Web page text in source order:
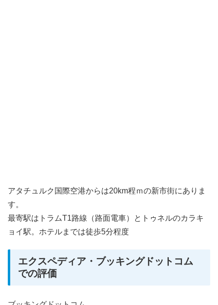
アタチュルク国際空港からは20km程ｍの新市街にありま
す。
最寄駅はトラムT1路線（路面電車）とトゥネルのカラキ
ョイ駅。ホテルまでは徒歩5分程度
エクスペディア・ブッキングドットコム
での評価